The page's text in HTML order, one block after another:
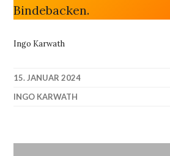
Bindebacken.
Ingo Karwath
15. JANUAR 2024
INGO KARWATH